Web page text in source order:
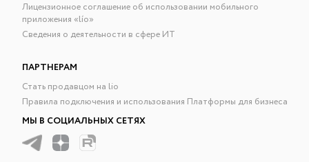
Лицензионное соглашение об использовании мобильного
приложения «lío»
Сведения о деятельности в сфере ИТ
ПАРТНЕРАМ
Стать продавцом на lio
Правила подключения и использования Платформы для бизнеса
МЫ В СОЦИАЛЬНЫХ СЕТЯХ